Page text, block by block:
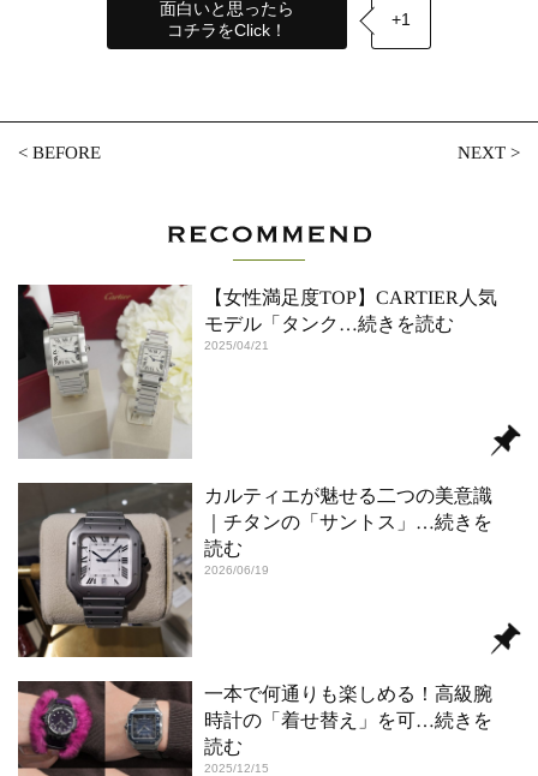
面白いと思ったら
コチラをClick！
+1
<BEFORE NEXT>
【女性満足度TOP】CARTIER人気
モデル「タンク …続きを読む
2025/04/21
カルティエが魅せる二つの美意識
｜チタンの「サントス」 …続きを
読む
2026/06/19
一本で何通りも楽しめる！高級腕
時計の「着せ替え」を可…続きを
読む
2025/12/15